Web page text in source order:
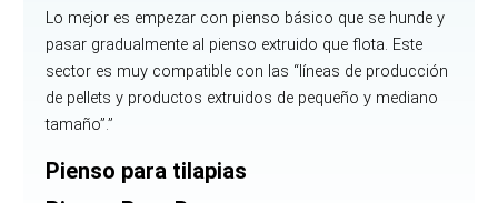
Lo mejor es empezar con pienso básico que se hunde y
pasar gradualmente al pienso extruido que flota. Este
sector es muy compatible con las “líneas de producción
de pellets y productos extruidos de pequeño y mediano
tamaño”.”
Pienso para tilapias